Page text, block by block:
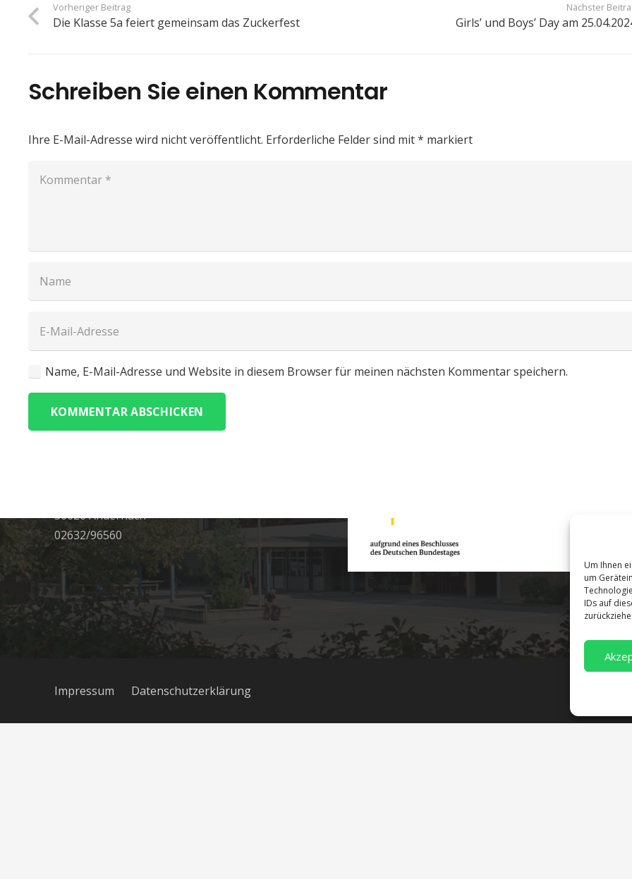
Um Ihnen
um
IDs auf
Vorheriger Beitrag
Die Klasse 5a feiert gemeinsam das Zuckerfest
Nächster
Girls’ und Boys’ Day am
Schreiben Sie einen Kommentar
Ihre E-Mail-Adresse wird nicht veröffentlicht. Erforderliche Felder sind mit* markiert
Name, E-Mail-Adresse und Website in diesem Browser für meinen nächsten Kommentar speichern.
KOMMENTAR ABSCHICKEN
56626 Andernach
02632/96560
Impressum Datenschutzerklärung